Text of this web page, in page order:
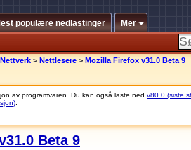
populære nedlastinger Mer
Nettverk > Nettlesere > Mozilla Firefox v31.0 Beta 9
av programvaren. Du kan også laste ned v80.0 (siste
Beta 9